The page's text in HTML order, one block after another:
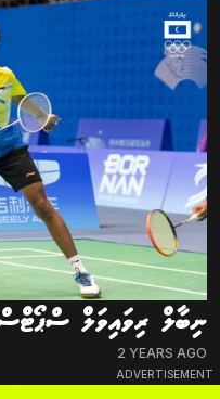
ADVERTISEMENT
ނިބާލް ރިވައިވަލް
2 YEARS AGO